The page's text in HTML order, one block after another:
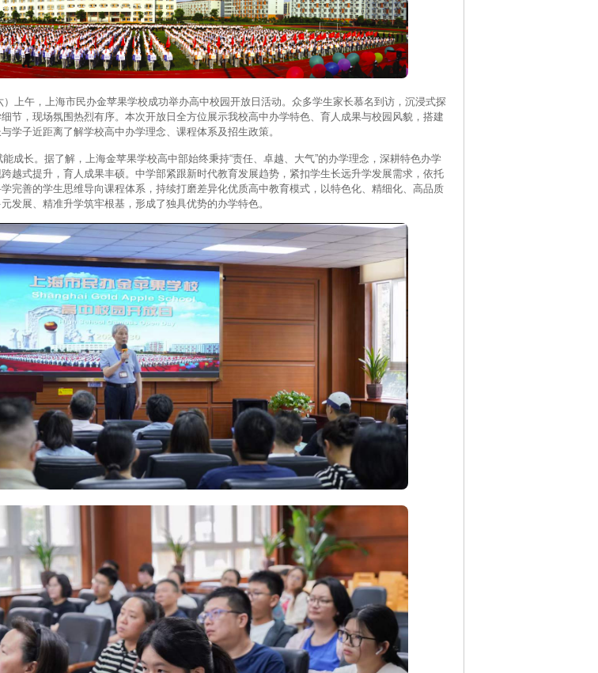
午，上海市民办金苹果学校成功举办高中校园开放日活动。众多学生家长慕名到访，沉浸式探
节，现场氛围热烈有序。本次开放日全方位展示我校高中办学特色、育人成果与校园风貌，搭建
学子近距离了解学校高中办学理念、课程体系及招生政策。
长。据了解，上海金苹果学校高中部始终秉持“责任、卓越、大气”的办学理念，深耕特色办学
越式提升，育人成果丰硕。中学部紧跟新时代教育发展趋势，紧扣学生长远升学发展需求，依托
完善的学生思维导向课程体系，持续打磨差异化优质高中教育模式，以特色化、精细化、高品质
发展、精准升学筑牢根基，形成了独具优势的办学特色。